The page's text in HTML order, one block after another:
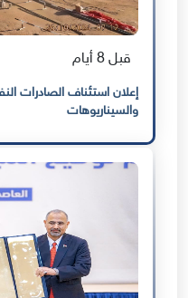
قبل 8 أيام
إعلان استئناف الصادرات
والسيناريوهات